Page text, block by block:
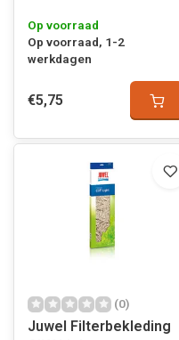
Op voorraad
Op voorraad, 1-2
werkdagen
€5,75
(0)
Juwel Filterbekleding